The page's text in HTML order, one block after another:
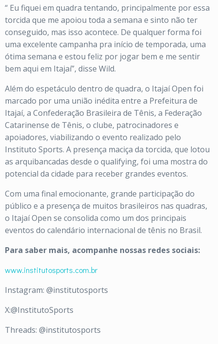
“ Eu fiquei em quadra tentando, principalmente por essa
torcida que me apoiou toda a semana e sinto não ter
conseguido, mas isso acontece. De qualquer forma foi
uma excelente campanha pra início de temporada, uma
ótima semana e estou feliz por jogar bem e me sentir
bem aqui em Itajaí”, disse Wild.
Além do espetáculo dentro de quadra, o Itajaí Open foi
marcado por uma união inédita entre a Prefeitura de
Itajaí, a Confederação Brasileira de Tênis, a Federação
Catarinense de Tênis, o clube, patrocinadores e
apoiadores, viabilizando o evento realizado pelo
Instituto Sports. A presença maciça da torcida, que lotou
as arquibancadas desde o qualifying, foi uma mostra do
potencial da cidade para receber grandes eventos.
Com uma final emocionante, grande participação do
público e a presença de muitos brasileiros nas quadras,
o Itajaí Open se consolida como um dos principais
eventos do calendário internacional de tênis no Brasil.
Para saber mais, acompanhe nossas redes sociais:
www.institutosports.com.br
Instagram: @institutosports
X:@InstitutoSports
Threads: @institutosports